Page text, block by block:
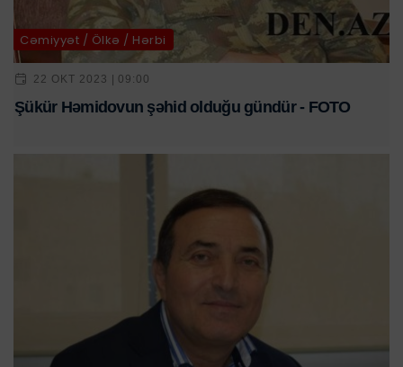
Cəmiyyət / Ölkə / Hərbi
22 OKT 2023 | 09:00
Şükür Həmidovun şəhid olduğu gündür - FOTO